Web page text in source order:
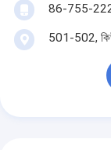
86-755-
501-502,